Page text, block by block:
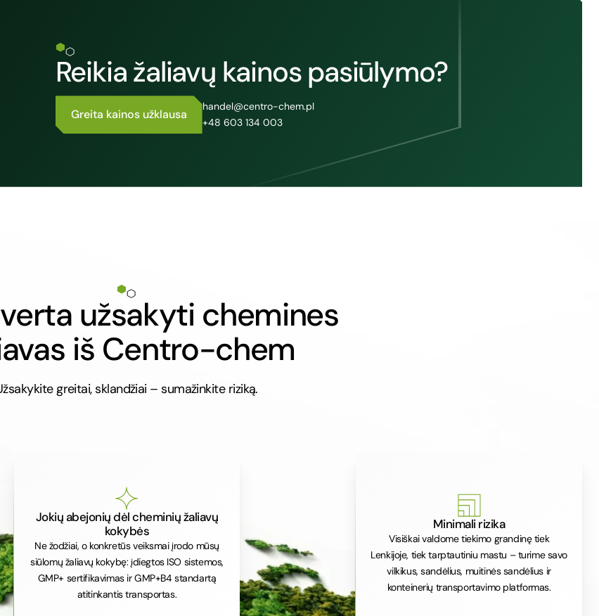
Reikia žaliavų kainos pasiūlymo?
Greita kainos užklausa
handel@centro-chem.pl
+48 603 134 003
užsakyti chemines
iš Centro-chem
greitai, sklandžiai – sumažinkite riziką.
Jokių abejonių dėl cheminių žaliavų
kokybės
Ne žodžiai, o konkretūs veiksmai įrodo mūsų
siūlomų žaliavų kokybę: įdiegtos ISO sistemos,
GMP+ sertifikavimas ir GMP+B4 standartą
atitinkantis transportas.
Minimali rizika
Visiškai valdome tiekimo grandinę tiek
Lenkijoje, tiek tarptautiniu mastu – turime savo
vilkikus, sandėlius, muitinės sandėlius ir
konteinerių transportavimo platformas.